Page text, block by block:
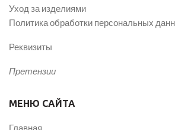
Уход за изделиями
Политика обработки персональных
Реквизиты
Претензии
МЕНЮ САЙТА
Главная